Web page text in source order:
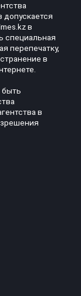
допускается
в
специальная
перепечатку,
в
быть
в